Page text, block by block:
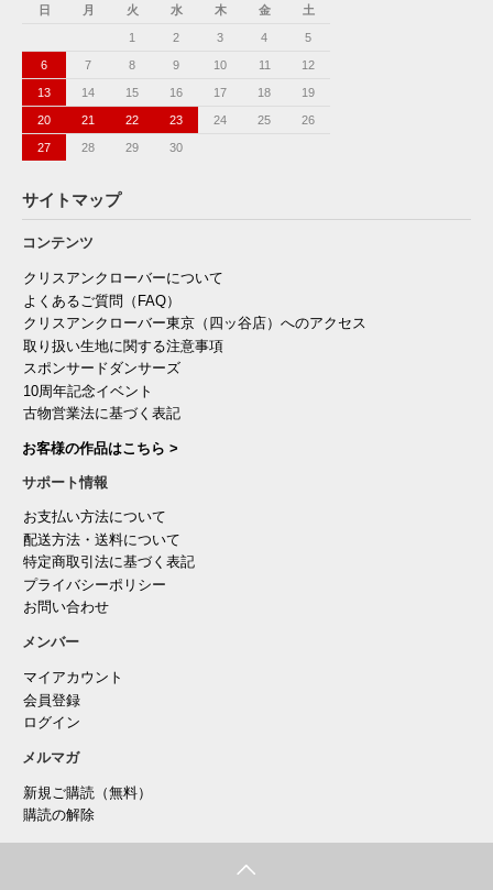
日
月 火 水 木 金 土
1 2 3 4 5
6 7 8 9 10 11 12
13 14 15 16 17 18 19
20 21 22 23 24 25 26
27 28 29 30
サイトマップ
コンテンツ
クリスアンクローバーについて
よくあるご質問（FAQ）
クリスアンクローバー東京（四ッ谷店）へのアクセス
取り扱い生地に関する注意事項
スポンサードダンサーズ
10周年記念イベント
古物営業法に基づく表記
お客様の作品はこちら >
サポート情報
お支払い方法について
配送方法・送料について
特定商取引法に基づく表記
プライバシーポリシー
お問い合わせ
メンバー
マイアカウント
会員登録
ログイン
メルマガ
新規ご購読（無料）
購読の解除